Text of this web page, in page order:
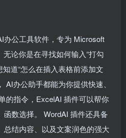
办公工具软件，专为 Microsoft
论你是在寻找如何输入“打勾
知道“怎么在插入表格前添加文
AI办公助手都能为你提供快速、
的指令，ExcelAI 插件可以帮你
函数选择。 WordAI 插件还具备
结内容、以及文案润色的强大